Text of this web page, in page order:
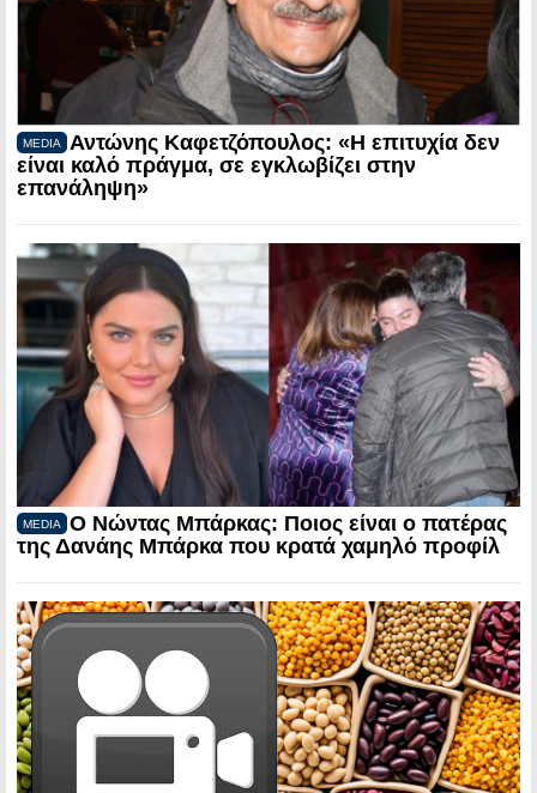
MEDIA
Αντώνης Καφετζόπουλος: «Η επιτυχία δεν
είναι καλό πράγμα, σε εγκλωβίζει στην
επανάληψη»
MEDIA
Ο Νώντας Μπάρκας: Ποιος είναι ο πατέρας
της Δανάης Μπάρκα που κρατά χαμηλό προφίλ